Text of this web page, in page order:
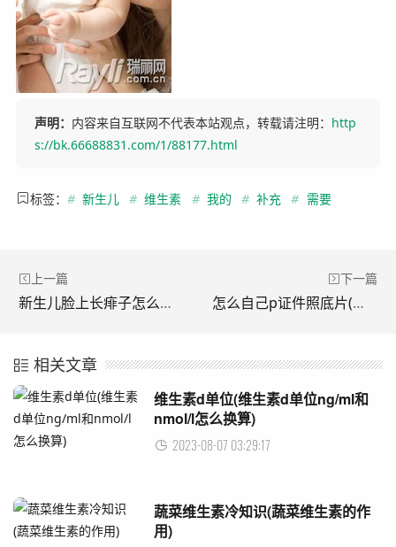
声明： 内容来自互联网不代表本站观点，转载请注明： http
s://bk.66688831.com/1/88177.html
标签： # 新生儿 # 维生素 # 我的 # 补充 # 需要
上一篇
新生儿脸上长痱子怎么办好(新生儿脸上起痱子了怎么办)
下一篇
怎么自己p证件照底片(自己p证件照怎么整)
相关文章
维生素d单位(维生素d单位ng/ml和
nmol/l怎么换算)
2023-08-07 03:29:17
蔬菜维生素冷知识(蔬菜维生素的作
用)